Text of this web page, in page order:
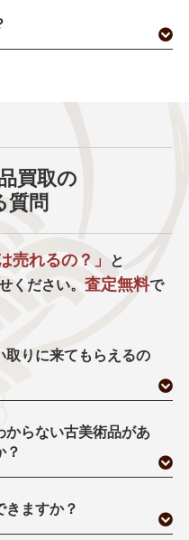
買取の
質問
売れるの？」
と
ください。 査定無料で
取りに来てもらえるの
からない古美術品があ
？
きますか？